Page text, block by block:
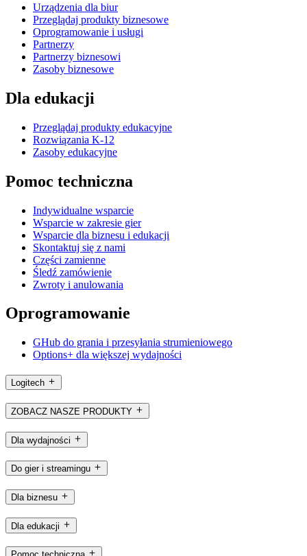
Urządzenia dla biur
Przeglądaj produkty biznesowe
Oprogramowanie i usługi
Partnerzy
Partnerzy biznesowi
Zasoby biznesowe
Dla edukacji
Przeglądaj produkty edukacyjne
Rozwiązania K-12
Zasoby edukacyjne
Pomoc techniczna
Indywidualne wsparcie
Wsparcie w zakresie gier
Wsparcie dla biznesu i edukacji
Skontaktuj się z nami
Części zamienne
Śledź zamówienie
Zwroty i anulowania
Oprogramowanie
GHub do grania i przesyłania strumieniowego
Options+ dla większej wydajności
Logitech
ZOBACZ NASZE PRODUKTY
Dla wydajności
Do gier i streamingu
Dla biznesu
Dla edukacji